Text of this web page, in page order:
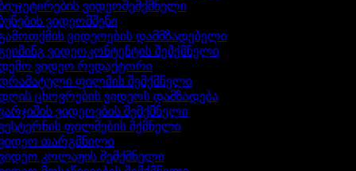
ვიდეოშემქმნელი
ვიდეომშენი
ვიდეოების დამმზადებელი
ვიდეოკონტენტის შემქმნელი
ვიდეო რედაქტორი
ფილმის შემქმნელი
ცხოვრების ვიდეოს დამზადება
ვიდეოების შემქმნელი
ფილმების მქმნელი
თარგმნილი
კოლაჟის შემქმნელი